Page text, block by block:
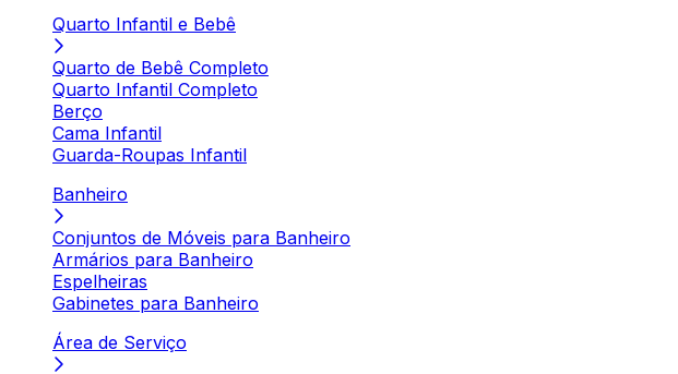
Quarto Infantil e Bebê
Quarto de Bebê Completo
Quarto Infantil Completo
Berço
Cama Infantil
Guarda-Roupas Infantil
Banheiro
Conjuntos de Móveis para Banheiro
Armários para Banheiro
Espelheiras
Gabinetes para Banheiro
Área de Serviço